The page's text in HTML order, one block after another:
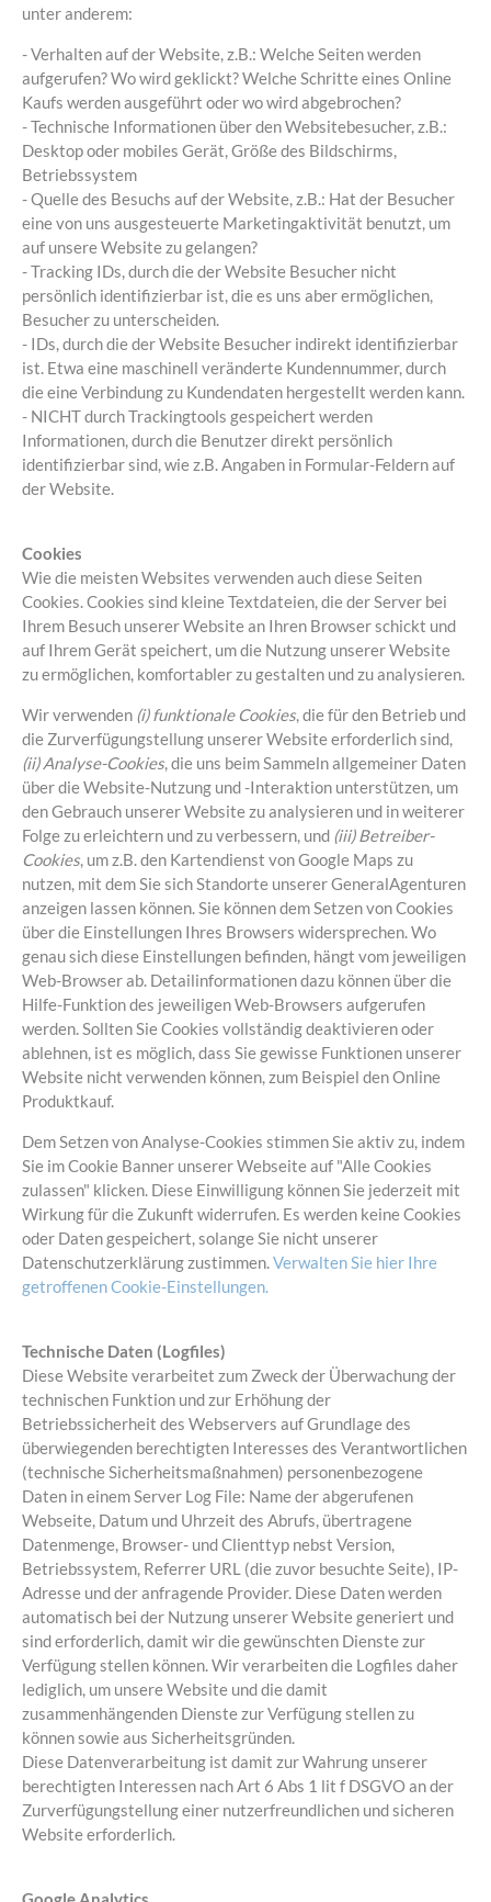
unter anderem:
- Verhalten auf der Website, z.B.: Welche Seiten werden
aufgerufen? Wo wird geklickt? Welche Schritte eines Online
Kaufs werden ausgeführt oder wo wird abgebrochen?
- Technische Informationen über den Websitebesucher, z.B.:
Desktop oder mobiles Gerät, Größe des Bildschirms,
Betriebssystem
- Quelle des Besuchs auf der Website, z.B.: Hat der Besucher
eine von uns ausgesteuerte Marketingaktivität benutzt, um
auf unsere Website zu gelangen?
- Tracking IDs, durch die der Website Besucher nicht
persönlich identifizierbar ist, die es uns aber ermöglichen,
Besucher zu unterscheiden.
- IDs, durch die der Website Besucher indirekt identifizierbar
ist. Etwa eine maschinell veränderte Kundennummer, durch
die eine Verbindung zu Kundendaten hergestellt werden kann.
- NICHT durch Trackingtools gespeichert werden
Informationen, durch die Benutzer direkt persönlich
identifizierbar sind, wie z.B. Angaben in Formular-Feldern auf
der Website.
Cookies
Wie die meisten Websites verwenden auch diese Seiten
Cookies. Cookies sind kleine Textdateien, die der Server bei
Ihrem Besuch unserer Website an Ihren Browser schickt und
auf Ihrem Gerät speichert, um die Nutzung unserer Website
zu ermöglichen, komfortabler zu gestalten und zu analysieren.
Wir verwenden (i) funktionale Cookies , die für den Betrieb und
die Zurverfügungstellung unserer Website erforderlich sind,
(ii) Analyse-Cookies , die uns beim Sammeln allgemeiner Daten
über die Website-Nutzung und -Interaktion unterstützen, um
den Gebrauch unserer Website zu analysieren und in weiterer
Folge zu erleichtern und zu verbessern, und (iii) Betreiber-
Cookies , um z.B. den Kartendienst von Google Maps zu
nutzen, mit dem Sie sich Standorte unserer GeneralAgenturen
anzeigen lassen können. Sie können dem Setzen von Cookies
über die Einstellungen Ihres Browsers widersprechen. Wo
genau sich diese Einstellungen befinden, hängt vom jeweiligen
Web-Browser ab. Detailinformationen dazu können über die
Hilfe-Funktion des jeweiligen Web-Browsers aufgerufen
werden. Sollten Sie Cookies vollständig deaktivieren oder
ablehnen, ist es möglich, dass Sie gewisse Funktionen unserer
Website nicht verwenden können, zum Beispiel den Online
Produktkauf.
Dem Setzen von Analyse-Cookies stimmen Sie aktiv zu, indem
Sie im Cookie Banner unserer Webseite auf "Alle Cookies
zulassen" klicken. Diese Einwilligung können Sie jederzeit mit
Wirkung für die Zukunft widerrufen. Es werden keine Cookies
oder Daten gespeichert, solange Sie nicht unserer
Datenschutzerklärung zustimmen.Verwalten Sie hier Ihre
getroffenen Cookie-Einstellungen.
Technische Daten (Logfiles)
Diese Website verarbeitet zum Zweck der Überwachung der
technischen Funktion und zur Erhöhung der
Betriebssicherheit des Webservers auf Grundlage des
überwiegenden berechtigten Interesses des Verantwortlichen
(technische Sicherheitsmaßnahmen) personenbezogene
Daten in einem Server Log File: Name der abgerufenen
Webseite, Datum und Uhrzeit des Abrufs, übertragene
Datenmenge, Browser- und Clienttyp nebst Version,
Betriebssystem, Referrer URL (die zuvor besuchte Seite), IP-
Adresse und der anfragende Provider. Diese Daten werden
automatisch bei der Nutzung unserer Website generiert und
sind erforderlich, damit wir die gewünschten Dienste zur
Verfügung stellen können. Wir verarbeiten die Logfiles daher
lediglich, um unsere Website und die damit
zusammenhängenden Dienste zur Verfügung stellen zu
können sowie aus Sicherheitsgründen.
Diese Datenverarbeitung ist damit zur Wahrung unserer
berechtigten Interessen nach Art 6 Abs 1 lit f DSGVO an der
Zurverfügungstellung einer nutzerfreundlichen und sicheren
Website erforderlich.